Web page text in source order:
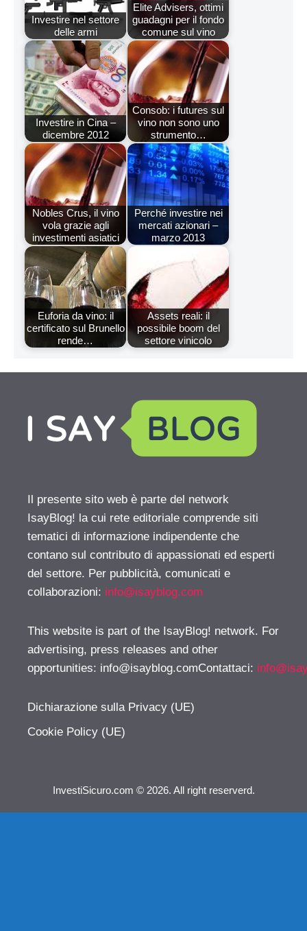
Investire nel settore
delle armi
Elite Advisers, ottimi
guadagni per il fondo
comune sul vino
Investire in Cina –
dicembre 2012
Consob: i futures sul
vino non sono uno
strumento…
Nobles Crus, il vino
vola grazie agli
investimenti asiatici
Perché investire nei
mercati azionari –
marzo 2013
Euforia da vino: il
certificato sul Brunello
rende…
Assets reali: il
possibile boom del
settore vinicolo
Il presente sito web è parte del network
IsayBlog! la cui rete editoriale comprende siti
tematici di informazione indipendente che
contano sul contributo di appassionati ed esperti
del settore. Per pubblicità, comunicati e
collaborazioni: info@isayblog.com
This website is part of the IsayBlog! network. For
advertising, press releases and other
opportunities: info@isayblog.comContattaci:
Dichiarazione sulla Privacy (UE)
Cookie Policy (UE)
InvestiSicuro.com © 2026. All right reserverd.